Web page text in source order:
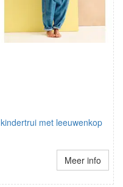
kindertrui met leeuwenkop
Meer info